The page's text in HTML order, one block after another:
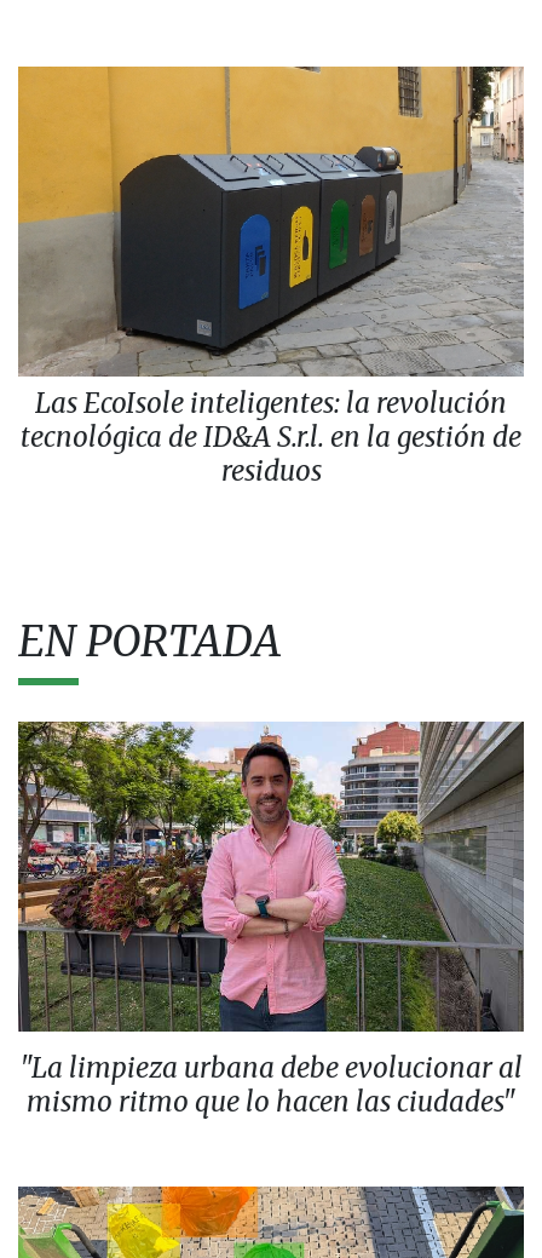
Las EcoIsole inteligentes: la revolución
tecnológica de ID&A S.r.l. en la gestión de
residuos
EN PORTADA
"La limpieza urbana debe evolucionar al
mismo ritmo que lo hacen las ciudades"